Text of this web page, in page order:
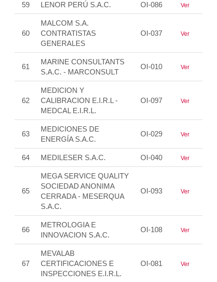
59 LENOR PERÚ S.A.C. OI-086 Ver
60
MALCOM S.A.
CONTRATISTAS
GENERALES
OI-037 Ver
61
MARINE CONSULTANTS
S.A.C. - MARCONSULT
OI-010 Ver
62
MEDICION Y
CALIBRACION E.I.R.L -
MEDCAL E.I.R.L.
OI-097 Ver
63
MEDICIONES DE
ENERGÍA S.A.C.
OI-029 Ver
64 MEDILESER S.A.C. OI-040 Ver
65
MEGA SERVICE QUALITY
SOCIEDAD ANONIMA
CERRADA - MESERQUA
S.A.C.
OI-093 Ver
66
METROLOGIA E
INNOVACION S.A.C.
OI-108 Ver
67
MEVALAB
CERTIFICACIONES E
INSPECCIONES E.I.R.L.
OI-081 Ver